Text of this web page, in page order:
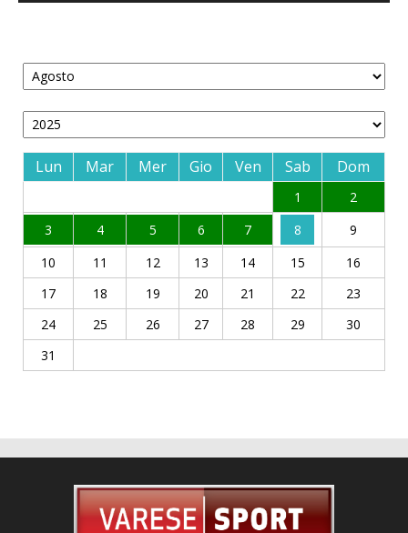
Lun Mar Mer Gio Ven Sab Dom
1
2
3
4 5 6 7 8
9
10
11 12 13 14 15
16
17
18 19 20 21 22
23
24
25 26 27 28 29
30
31